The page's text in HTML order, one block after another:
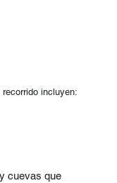
incluyen:
cuevas que